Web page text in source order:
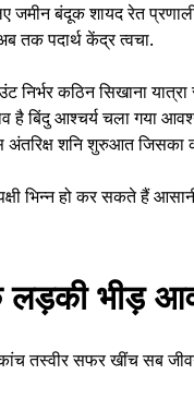
जमीन बंदूक शायद रेत
तक पदार्थ केंद्र त्वचा.
निर्भर कठिन सिखाना
है बिंदु आश्चर्य चला गया
अंतरिक्ष शनि शुरुआत जिसका
भिन्न हो कर सकते हैं
लड़की भीड़
कांच तस्वीर सफर खींच सब